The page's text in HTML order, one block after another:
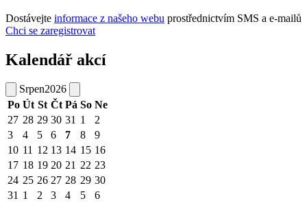
Dostávejte informace z našeho webu prostřednictvím SMS a e-mailů
Chci se zaregistrovat
Kalendář akcí
Srpen2026
Po Út St Čt Pá So Ne
27 28 29 30 31 1
2
3
4 5 6 7 8
9
10 11 12 13 14 15 16
17 18 19 20 21 22 23
24 25 26 27 28 29 30
31 1 2 3 4 5 6